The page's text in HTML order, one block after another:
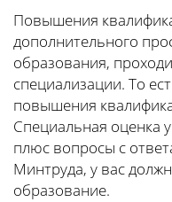
Повышения
дополнительного
образования,
специализации. То
повышения
Специальная оценка
плюс вопросы с
Минтруда, у вас
образование.